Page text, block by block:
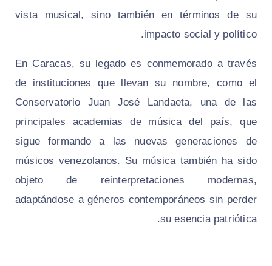
vista musical, sino también en términos de su
impacto social y político.
En Caracas, su legado es conmemorado a través
de instituciones que llevan su nombre, como el
Conservatorio Juan José Landaeta, una de las
principales academias de música del país, que
sigue formando a las nuevas generaciones de
músicos venezolanos. Su música también ha sido
objeto de reinterpretaciones modernas,
adaptándose a géneros contemporáneos sin perder
su esencia patriótica.